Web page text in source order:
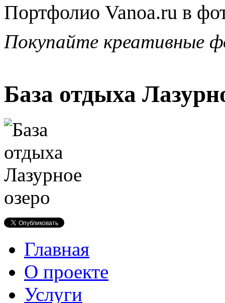
Портфолио Vanoa.ru в
Покупайте креативные
База отдыха
Главная
О проекте
Услуги